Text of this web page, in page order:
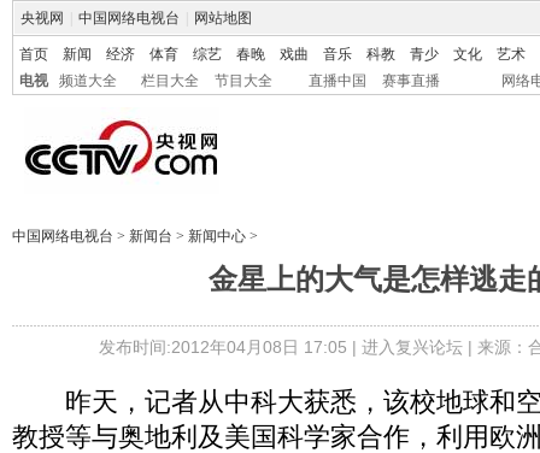
央视网 中国网络电视台 网站地图
首页 新闻 经济 体育 综艺 春晚 戏曲 音乐 科教 青少 文化
艺术
电视
频道大全 栏目大全 节目大全 直播中国 赛事直播 网络
中国网络电视台 > 新闻台 > 新闻中心 >
金星上的大气是怎样逃走
发布时间:2012年04月08日 17:05 | 进入复兴论坛| 来源：
昨天，记者从中科大获悉，该校地球和
教授等与奥地利及美国科学家合作，利用欧